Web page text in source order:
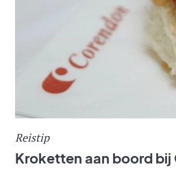
Reistip
Kroketten aan boord bij